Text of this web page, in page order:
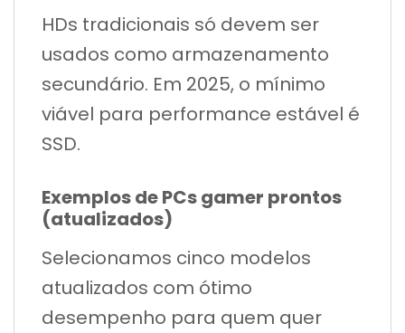
HDs tradicionais só devem ser
usados como armazenamento
secundário. Em 2025, o mínimo
viável para performance estável é
SSD.
Exemplos de PCs gamer prontos
(atualizados)
Selecionamos cinco modelos
atualizados com ótimo
desempenho para quem quer